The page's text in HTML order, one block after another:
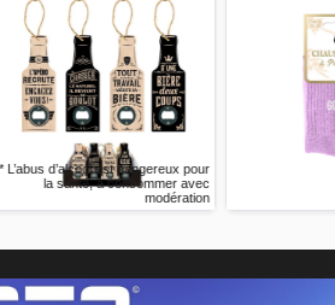
Previous Previous